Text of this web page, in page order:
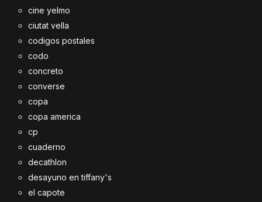
cine yelmo
ciutat vella
codigos postales
codo
concreto
converse
copa
copa america
cp
cuaderno
decathlon
desayuno en tiffany's
el capote